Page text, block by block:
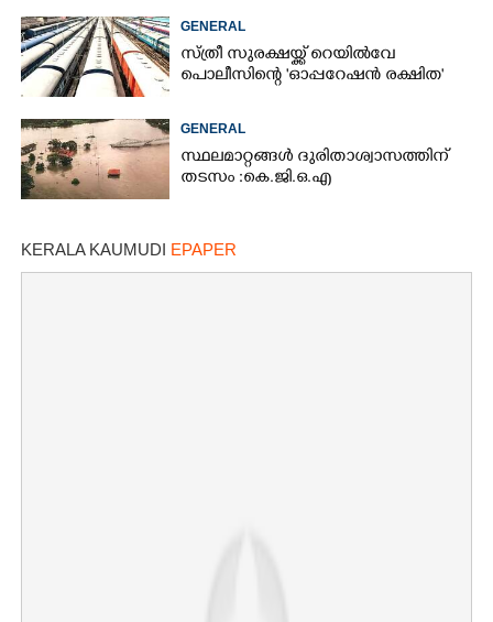
GENERAL
സ്ത്രീ സുരക്ഷയ്ക്ക് റെയിൽവേ
പൊലീസിന്റെ 'ഓപ്പറേഷൻ രക്ഷിത'
GENERAL
സ്ഥലമാറ്റങ്ങൾ ദുരിതാശ്വാസത്തിന്
തടസം :കെ.ജി.ഒ.എ
KERALA KAUMUDI EPAPER